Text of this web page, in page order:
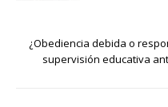
¿Obediencia debida o
supervisión educativa